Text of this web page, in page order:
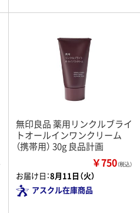
無印良品 薬用リンクルブライ
トオールインワンクリーム
（携帯用） 30g 良品計画
￥750（税込）
お届け日：8月11日（火）
アスクル在庫商品